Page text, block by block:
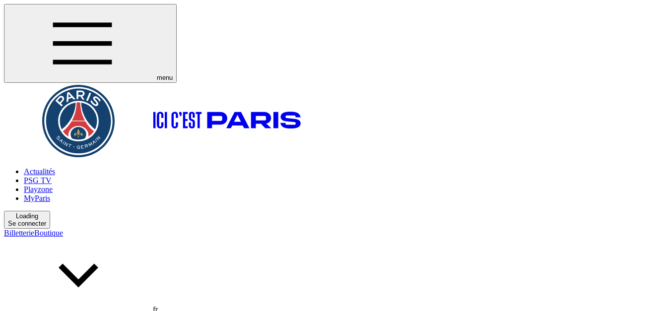
menu
Actualités
PSG TV
Playzone
MyParis
Loading
Se connecter
BilletterieBoutique
fr